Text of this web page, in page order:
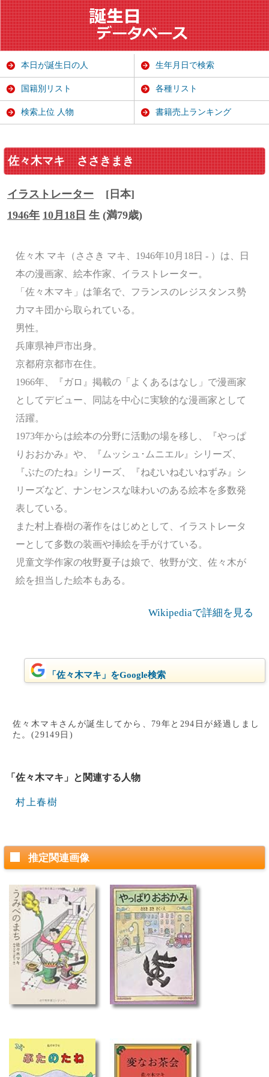
佐々木マキ ささきまき
イラストレーター
[日本]
1946年 10月18日 生 (満79歳)
佐々木 マキ（ささき マキ、1946年10月18日 - ）は、日
本の漫画家、絵本作家、イラストレーター。
「佐々木マキ」は筆名で、フランスのレジスタンス勢
力マキ団から取られている。
男性。
兵庫県神戸市出身。
京都府京都市在住。
1966年、『ガロ』掲載の「よくあるはなし」で漫画家
としてデビュー、同誌を中心に実験的な漫画家として
活躍。
1973年からは絵本の分野に活動の場を移し、『やっぱ
りおおかみ』や、『ムッシュ･ムニエル』シリーズ、
『ぶたのたね』シリーズ、『ねむいねむいねずみ』シ
リーズなど、ナンセンスな味わいのある絵本を多数発
表している。
また村上春樹の著作をはじめとして、イラストレータ
ーとして多数の装画や挿絵を手がけている。
児童文学作家の牧野夏子は娘で、牧野が文、佐々木が
絵を担当した絵本もある。
Wikipediaで詳細を見る
「佐々木マキ」をGoogle検索
佐々木マキさんが誕生してから、79年と294日が経過しまし
た。(29149日)
「佐々木マキ」と関連する人物
村上春樹
推定関連画像
本日が誕生日の人 生年月日で検索
国籍別リスト 各種リスト
検索上位 人物 書籍売上ランキング